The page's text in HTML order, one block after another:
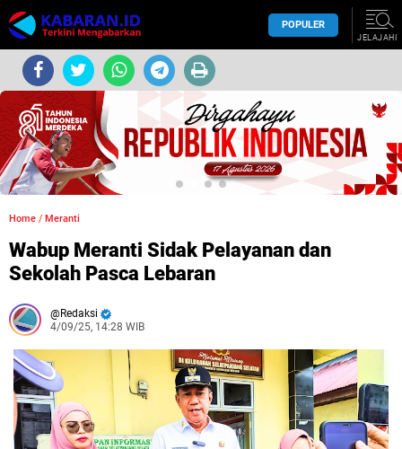
POPULER
JELAJAHI
Home / Meranti
Wabup Meranti Sidak Pelayanan dan
Sekolah Pasca Lebaran
Redaksi
4/09/25, 14:28 WIB